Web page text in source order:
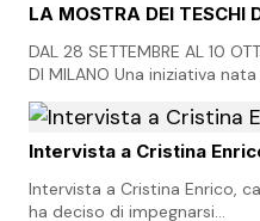
LA MOSTRA DEI TESCHI
DAL 28 SETTEMBRE AL 10
DI MILANO Una iniziativa
Intervista a Cristina
Intervista a Cristina Enrico,
ha deciso di impegnarsi…